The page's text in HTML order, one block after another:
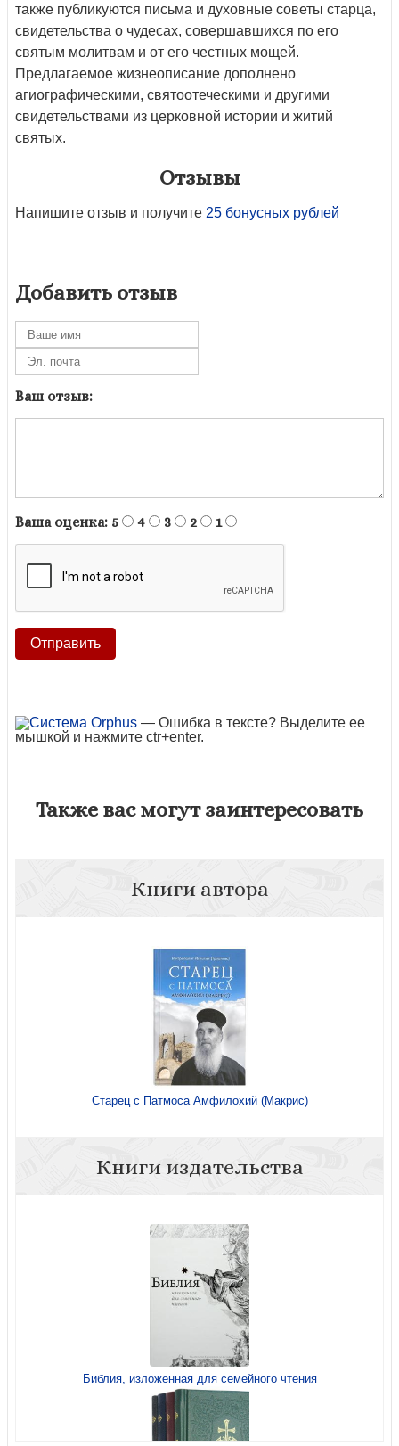
также публикуются письма и духовные советы старца,
свидетельства о чудесах, совершавшихся по его
святым молитвам и от его честных мощей.
Предлагаемое жизнеописание дополнено
агиографическими, святоотеческими и другими
свидетельствами из церковной истории и житий
святых.
Отзывы
Напишите отзыв и получите 25 бонусных рублей
Добавить отзыв
Ваш отзыв:
Ваша оценка: 5 4 3 2 1
— Ошибка в тексте? Выделите ее
мышкой и нажмите ctr+enter.
Также вас могут заинтересовать
Книги автора
Старец с Патмоса Амфилохий (Макрис)
Книги издательства
Библия, изложенная для семейного чтения